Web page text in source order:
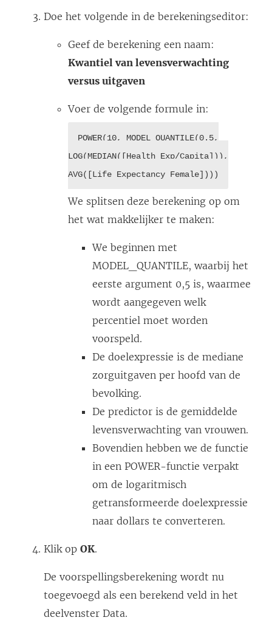
Doe het volgende in de berekeningseditor:
Geef de berekening een naam:
Kwantiel van levensverwachting
versus uitgaven
Voer de volgende formule in:
POWER(10, MODEL_QUANTILE(0.5,
LOG(MEDIAN([Health Exp/Capita])),
AVG([Life Expectancy Female])))
We splitsen deze berekening op om
het wat makkelijker te maken:
We beginnen met
MODEL_QUANTILE, waarbij het
eerste argument 0,5 is, waarmee
wordt aangegeven welk
percentiel moet worden
voorspeld.
De doelexpressie is de mediane
zorguitgaven per hoofd van de
bevolking.
De predictor is de gemiddelde
levensverwachting van vrouwen.
Bovendien hebben we de functie
in een POWER-functie verpakt
om de logaritmisch
getransformeerde doelexpressie
naar dollars te converteren.
Klik op OK.
De voorspellingsberekening wordt nu
toegevoegd als een berekend veld in het
deelvenster Data.